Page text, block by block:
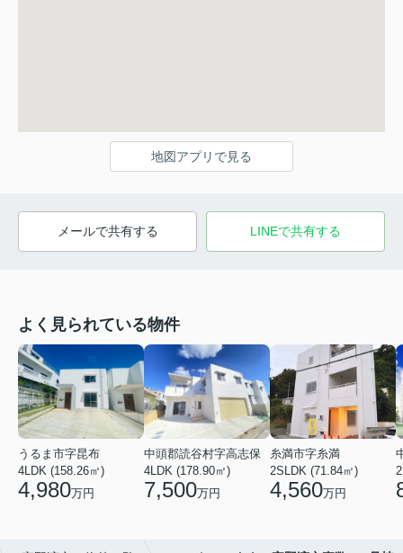
地図アプリで見る
メールで共有する LINEで共有する
よく見られている物件
うるま市字昆布
4LDK (158.26㎡)
4,980万円
中頭郡読谷村字高志保
4LDK (178.90㎡)
7,500万円
糸満市字糸満
2SLDK (71.84㎡)
4,560万円